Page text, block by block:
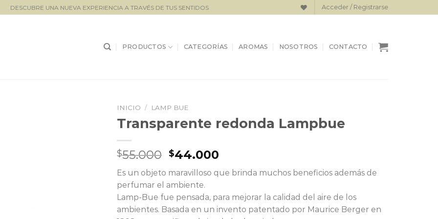
DESCUBRE UNA NUEVA EXPERIENCIA A TRAVÉS DE TUS SENTIDOS Acceder / Registrarse
PRODUCTOS CATEGORÍAS AROMAS NOSOTROS CONTACTO
INICIO / LAMP BUE
Transparente redonda Lampbue
$55.000 El
precio
original
era:
$55.000.
$44.000
precio
actual
$44.000.
Es un objeto maravilloso que brinda muchos beneficios además de
perfumar el ambiente.
Lamp-Bue fue pensada, para mejorar la calidad del aire de los
ambientes. Basada en un invento patentado por Maurice Berger en